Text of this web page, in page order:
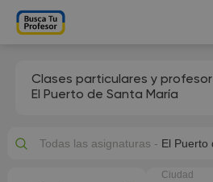
Clases particulares y
El Puerto de Santa María
Todas las asignaturas - El Puerto
Ciudad